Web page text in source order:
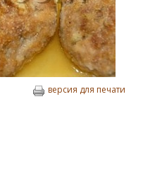
версия для печати